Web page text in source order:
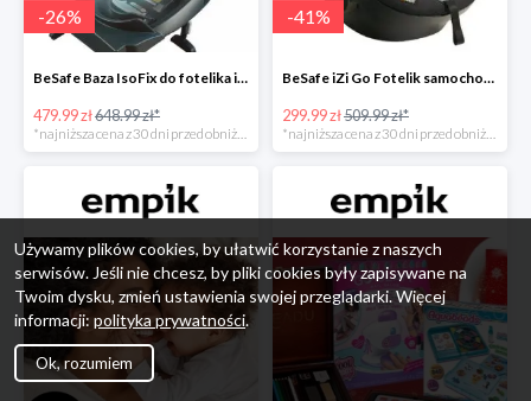
-26%
BeSafe Baza IsoFix do fotelika iZi Go -26%
479.99 zł648.99 zł*
*najniższa cena z 30 dni przed obniżką
-41%
BeSafe iZi Go Fotelik samochodowy, 0-13 kg, Czarny Cab -41%
299.99 zł509.99 zł*
*najniższa cena z 30 dni przed obniżką
Używamy plików cookies, by ułatwić korzystanie z naszych
serwisów. Jeśli nie chcesz, by pliki cookies były zapisywane na
Twoim dysku, zmień ustawienia swojej przeglądarki. Więcej
informacji: polityka prywatności.
Ok, rozumiem